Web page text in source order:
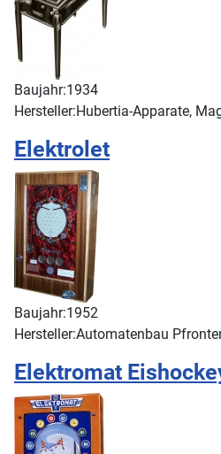
Baujahr:1934
Hersteller:Hubertia-Apparate,
Elektrolet
Baujahr:1952
Hersteller:Automatenbau
Elektromat